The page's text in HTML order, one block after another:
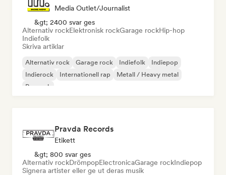
Media Outlet/Journalist
&gt; 2400 svar ges
Alternativ rockElektronisk rockGarage rockHip-hop
Indiefolk
Skriva artiklar
Alternativ rock Garage rock Indiefolk
Indiepop
Indierock
Internationell rap
Metall / Heavy metal
Poprock
Pravda Records
Etikett
&gt; 800 svar ges
Alternativ rockDrömpopElectronicaGarage rockIndiepop
Signera artister eller ge ut deras musik